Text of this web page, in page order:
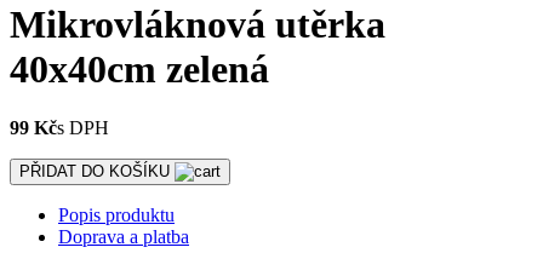
Mikrovláknová utěrka
40x40cm zelená
99 Kčs DPH
PŘIDAT DO KOŠÍKU
Popis produktu
Doprava a platba